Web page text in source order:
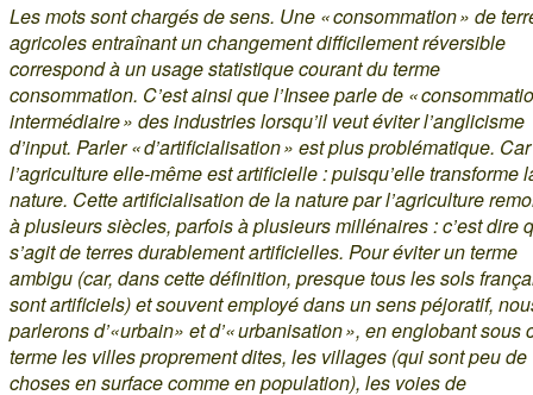
Les mots sont chargés de sens. Une « consommation » de
agricoles entraînant un changement difficilement réversible
correspond à un usage statistique courant du terme
consommation. C’est ainsi que l’Insee parle de «
intermédiaire » des industries lorsqu’il veut éviter l’anglicisme
d’input. Parler « d’artificialisation » est plus problématique. Car
l’agriculture elle-même est artificielle : puisqu’elle transforme
nature. Cette artificialisation de la nature par l’agriculture
à plusieurs siècles, parfois à plusieurs millénaires : c’est dire
s’agit de terres durablement artificielles. Pour éviter un terme
ambigu (car, dans cette définition, presque tous les sols
sont artificiels) et souvent employé dans un sens péjoratif,
parlerons d’«urbain» et d’« urbanisation », en englobant sous
terme les villes proprement dites, les villages (qui sont peu de
choses en surface comme en population), les voies de